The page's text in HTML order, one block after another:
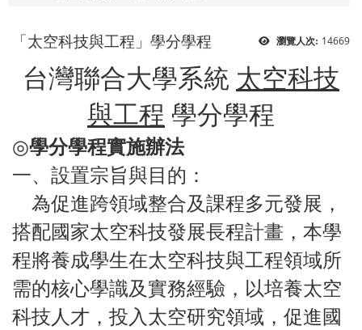
瀏覽人次: 14669
「太空科技與工程」學分學程
台灣聯合大學系統 太空科技
與工程 學分學程
◎學分學程實施辦法
一、設置宗旨與目的：
為促進跨領域整合及課程多元發展，
搭配國家太空科技發展長程計畫，本學
程將養成學生在太空科技與工程領域所
需的核心學識及實務經驗，以培養太空
科技人才，投入太空研究領域，促進國